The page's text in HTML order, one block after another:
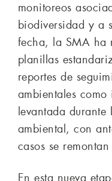
monitoreos
biodiversidad y a
fecha, la SMA ha
planillas
reportes de
ambientales
levantada durante
ambiental, con
casos se